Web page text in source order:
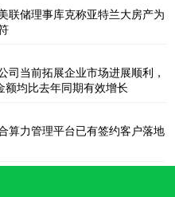
联储理事库克称亚特兰大房产为
司当前拓展企业市场进展顺利，
额均比去年同期有效增长
算力管理平台已有签约客户落地